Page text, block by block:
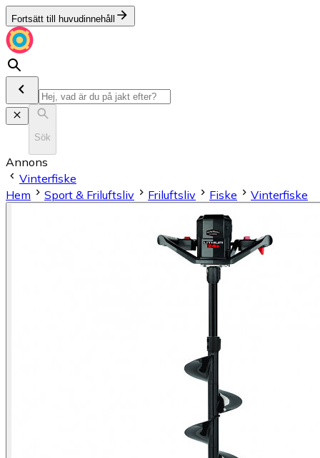
Fortsätt till huvudinnehåll
Sök
Annons
Vinterfiske
Hem
Sport & Friluftsliv Friluftsliv Fiske Vinterfiske